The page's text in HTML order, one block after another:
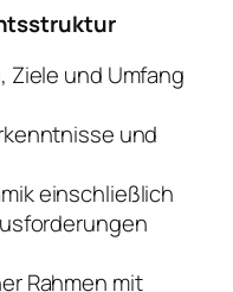
Ziele und Umfang
und
einschließlich
Rahmen mit